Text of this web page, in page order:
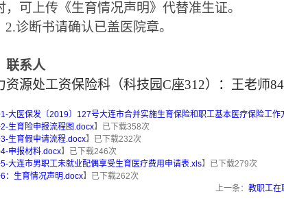
，可上传《生育情况声明》代替准生证。
2.诊断书请确认已盖医院章。
联系人
资源处工资保险科（科技园C座312） ： 王老师
大医保发〔2019〕127号大连市合并实施生育保险和职工基本医疗保险工作
生育险申报流程图.docx】已下载358次
生育假申请流程.docx】已下载232次
申报材料.docx】已下载246次
大连市男职工未就业配偶享受生育医疗费用申请表.xls】已下载279次
：生育情况声明.docx】已下载262次
上一条： 教职工在